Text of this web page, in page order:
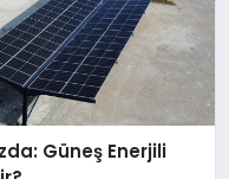
Güneş Enerjili